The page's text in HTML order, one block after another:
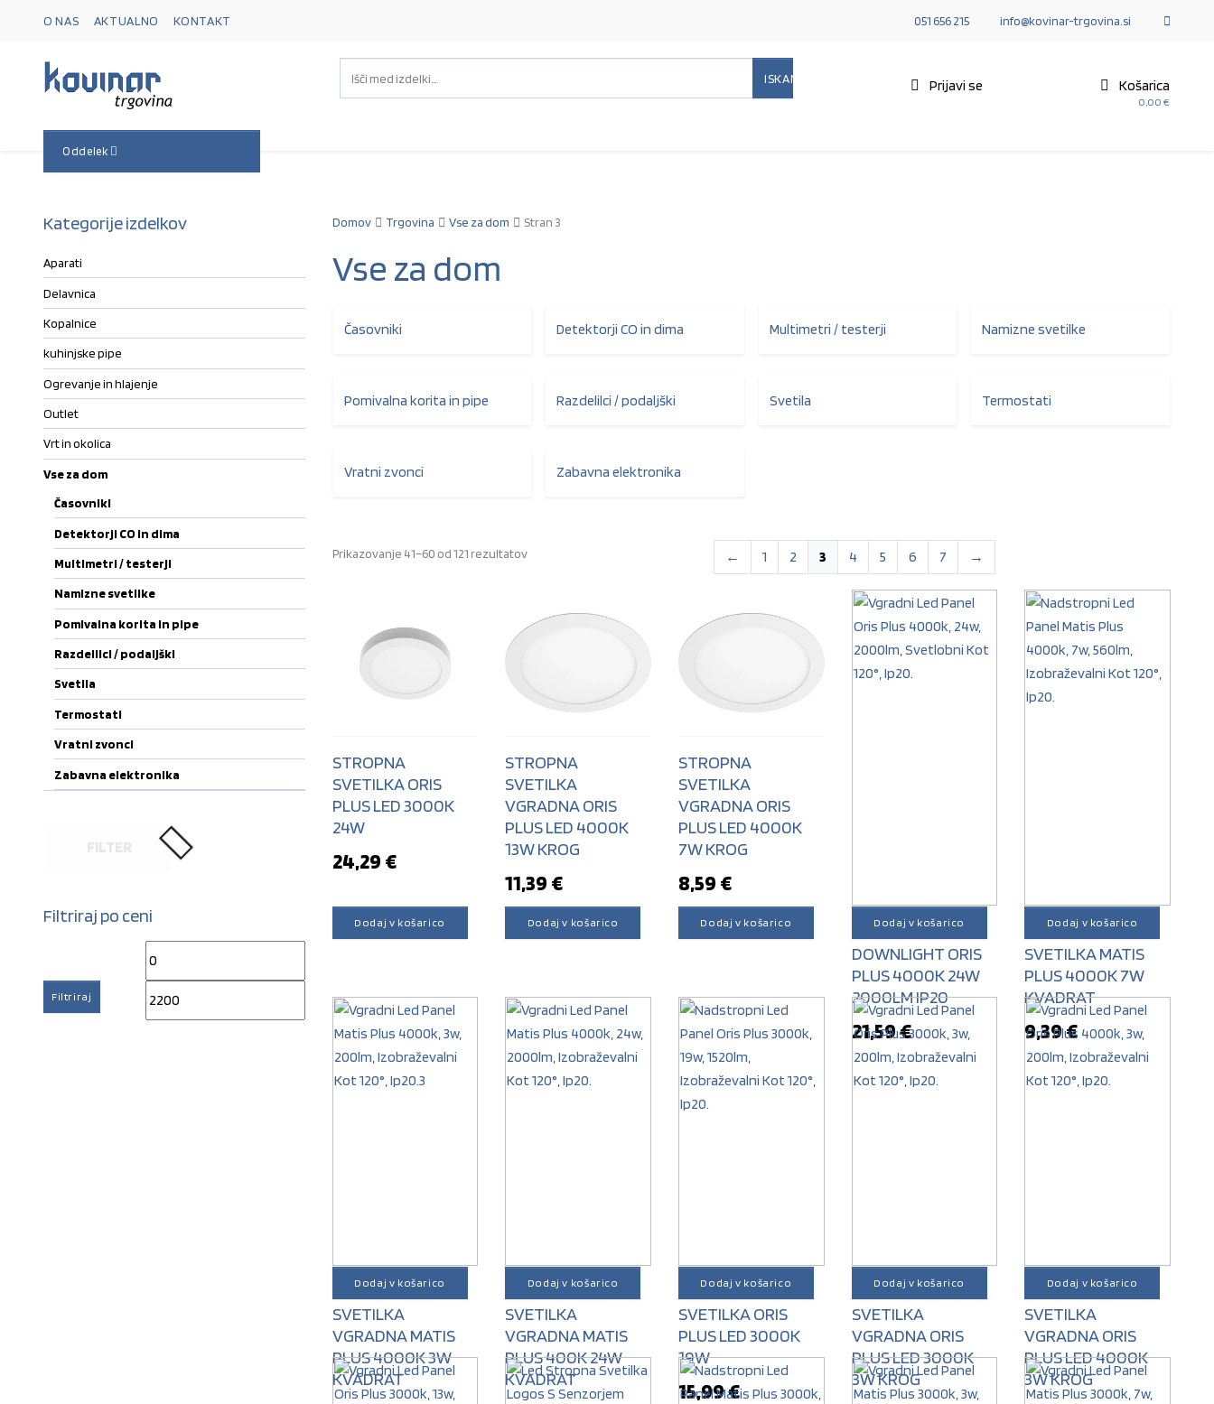
Skip to navigation
Skip to content
ISKANJE Prijavi se Košarica
0,00 €
Oddelek
O NAS AKTUALNO KONTAKT 051 656 215 info@kovinar-trgovina.si
Domov Trgovina Vse za dom Stran 3
Vse za dom
Časovniki Detektorji CO in dima Multimetri / testerji Namizne svetilke
Pomivalna korita in pipe Razdelilci / podaljški Svetila Termostati
Vratni zvonci Zabavna elektronika
Prikazovanje 41–60 od 121 rezultatovRazvrščeno po datumu ← 1 2 3 4 5 6 7 →
STROPNA
SVETILKA ORIS
PLUS LED 3000K
24W
24,29 €
Dodaj v košarico
STROPNA
SVETILKA
VGRADNA ORIS
PLUS LED 4000K
13W KROG
11,39 €
Dodaj v košarico
STROPNA
SVETILKA
VGRADNA ORIS
PLUS LED 4000K
7W KROG
8,59 €
Dodaj v košarico
SVETILKA LED
DOWNLIGHT ORIS
PLUS 4000K 24W
2000LM IP20
21,59€
Dodaj v košarico
STROPNA
SVETILKA MATIS
PLUS 4000K 7W
KVADRAT
9,39€
Dodaj v košarico
STROPNA
SVETILKA
VGRADNA MATIS
PLUS 4000K 3W
KVADRAT
Dodaj v košarico
STROPNA
SVETILKA
VGRADNA MATIS
PLUS 400K 24W
KVADRAT
Dodaj v košarico
STROPNA
SVETILKA ORIS
PLUS LED 3000K
19W
15,99€
Dodaj v košarico
STROPNA
SVETILKA
VGRADNA ORIS
PLUS LED 3000K
3W KROG
Dodaj v košarico
STROPNA
SVETILKA
VGRADNA ORIS
PLUS LED 4000K
3W KROG
Dodaj v košarico
Kategorije izdelkov
Aparati
Delavnica
Kopalnice
kuhinjske pipe
Ogrevanje in hlajenje
Outlet
Vrt in okolica
Vse za dom
Časovniki
Detektorji CO in dima
Multimetri / testerji
Namizne svetilke
Pomivalna korita in pipe
Razdelilci / podaljški
Svetila
Termostati
Vratni zvonci
Zabavna elektronika
Filtriraj po ceni
Min cena
Filtriraj